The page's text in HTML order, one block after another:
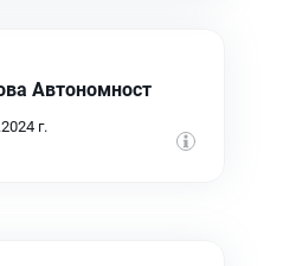
Автономност
г.